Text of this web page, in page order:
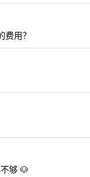
用？
够 🐶